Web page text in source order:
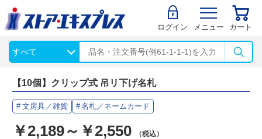
ログイン メニュー カート
【10個】クリップ式 吊リ下げ名札
文房具／雑貨 名札／ネームカード
￥2,189～￥2,550 （税込）